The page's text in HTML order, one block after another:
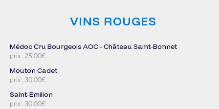
VINS ROUGES
Médoc Cru Bourgeois AOC - Château Saint-Bonnet
prix: 25.00€
Mouton Cadet
prix: 30.00€
Saint-Emilion
prix: 30.00€